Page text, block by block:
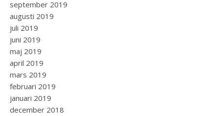
september 2019
augusti 2019
juli 2019
juni 2019
maj 2019
april 2019
mars 2019
februari 2019
januari 2019
december 2018